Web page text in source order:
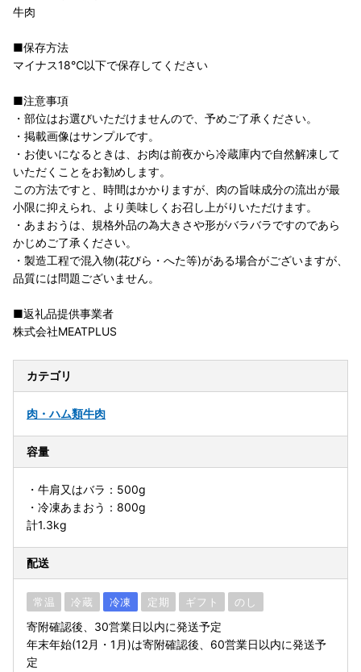
牛肉
■保存方法
マイナス18℃以下で保存してください
■注意事項
・部位はお選びいただけませんので、予めご了承ください。
・掲載画像はサンプルです。
・お使いになるときは、お肉は前夜から冷蔵庫内で自然解凍して
いただくことをお勧めします。
この方法ですと、時間はかかりますが、肉の旨味成分の流出が最
小限に抑えられ、より美味しくお召し上がりいただけます。
・あまおうは、規格外品の為大きさや形がバラバラですのであら
かじめご了承ください。
・製造工程で混入物(花びら・へた等)がある場合がございますが、
品質には問題ございません。
■返礼品提供事業者
株式会社MEATPLUS
カテゴリ
肉・ハム類牛肉
容量
・牛肩又はバラ：500g
・冷凍あまおう：800g
計1.3kg
配送
常温 冷蔵 冷凍 定期 ギフト のし
寄附確認後、30営業日以内に発送予定
年末年始(12月・1月)は寄附確認後、60営業日以内に発送予
定